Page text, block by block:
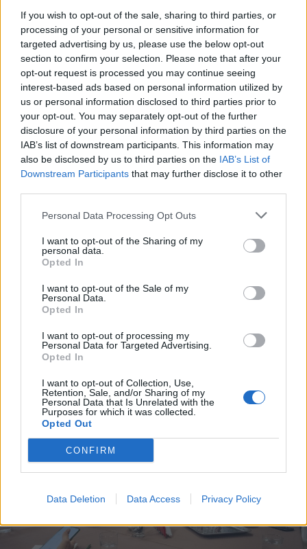
If you wish to opt-out of the sale, sharing to third parties, or
processing of your personal or sensitive information for
targeted advertising by us, please use the below opt-out
section to confirm your selection. Please note that after your
opt-out request is processed you may continue seeing
interest-based ads based on personal information utilized by
us or personal information disclosed to third parties prior to
your opt-out. You may separately opt-out of the further
disclosure of your personal information by third parties on the
IAB’s list of downstream participants. This information may
also be disclosed by us to third parties on the IAB’s List of
Downstream Participants that may further disclose it to other
Personal Data Processing Opt Outs
I want to opt-out of the Sharing of my
personal data.
Opted In
I want to opt-out of the Sale of my
Personal Data.
Opted In
I want to opt-out of processing my
Personal Data for Targeted Advertising.
Opted In
I want to opt-out of Collection, Use,
Retention, Sale, and/or Sharing of my
Personal Data that Is Unrelated with the
Purposes for which it was collected.
Opted Out
CONFIRM
Data Deletion Data Access Privacy Policy
Meddig használható még a
régi személyi?
Székely Sport
Kulcsjátékosok nélkül készül a
Farul az FK Csíkszereda ellen
Nőileg
Sándor Ella: Na, indíts, s
menjünk!